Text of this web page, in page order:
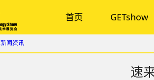
首页 GETshow
新闻资讯
速